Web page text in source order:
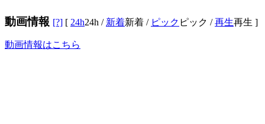
動画情報 [?] [ 24h24h / 新着新着 / ピック ピック /再生再生 ]
動画情報はこちら